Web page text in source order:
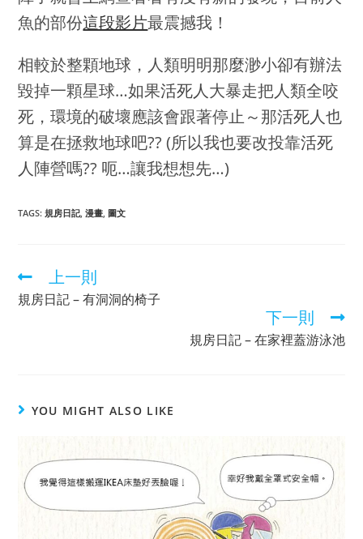
魚的部份這段影片最震撼我！
相較於整顆地球，人類明明那麼渺小卻有辦法
毀掉一顆星球…如果活死人大暴走把人類全咬
死，環境的破壞應該會跟著停止～那活死人也
算是在拯救地球吧?? (所以我也要改投靠活死
人陣營嗎?? 呃…讓我想想先…)
TAGS:規房日記, 漫畫 圖文
上一則
規房日記 – 有洞洞的椅子
下一則
規房日記 – 在家裡蓋游泳池
YOU MIGHT ALSO LIKE